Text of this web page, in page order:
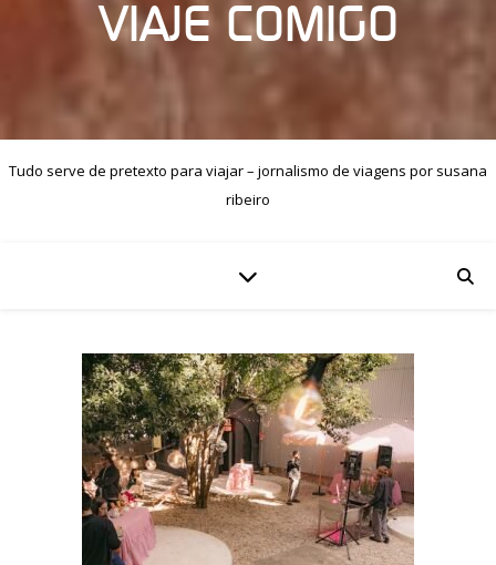
VIAJE COMIGO
Tudo serve de pretexto para viajar – jornalismo de viagens por susana
ribeiro